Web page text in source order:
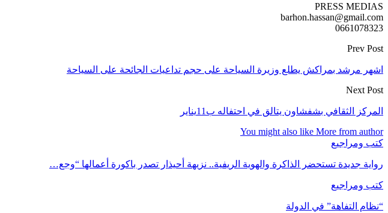
PRESS MEDIAS
barhon.hassan@gmail.com
0661078323
Prev Post
اشهر مرشد بمراكش يطلع وزيرة السياحة على حجم تداعيات الجائحة على السياحة
Next Post
المركز الثقافي بشفشاون يتالق في احتفاله ب11يناير
You might also like More from author
كتب ومراجيع
رواية جديدة تستحضر الذاكرة والهوية الريفية.. نزيهة أحيذار تصدر باكورة أعمالها “وجع…
كتب ومراجيع
“نظام التفاهة” في الدولة